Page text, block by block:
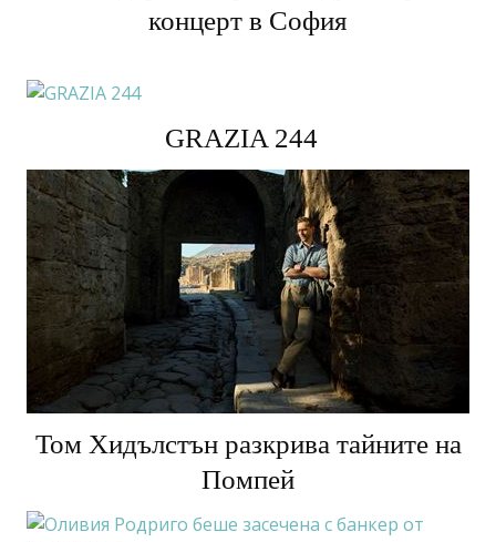
концерт в София
GRAZIA 244
Том Хидълстън разкрива тайните на
Помпей